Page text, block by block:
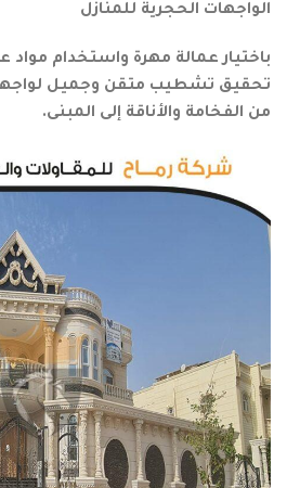
الواجهات الحجرية للمنازل
باختيار عمالة مهرة واستخدام مواد
تحقيق تشطيب متقن وجميل
من الفخامة والأناقة إلى المبنى.